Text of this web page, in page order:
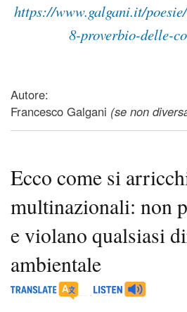
https://www.galgani.it/
8-proverbio-delle-
about Se osi contestare il
Autore:
Francesco Galgani (se non
Ecco come si
multinazionali: non
e violano qualsiasi
ambientale